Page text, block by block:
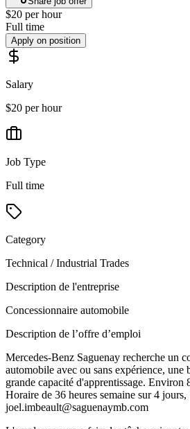
$20 per hour
Full time
Apply on position
Salary
$20 per hour
Job Type
Full time
Category
Technical / Industrial Trades
Description de l'entreprise
Concessionnaire automobile
Description de l’offre d’emploi
Mercedes-Benz Saguenay recherche un
automobile avec ou sans expérience, une
grande capacité d'apprentissage. Environ
Horaire de 36 heures semaine sur 4
joel.imbeault@saguenaymb.com